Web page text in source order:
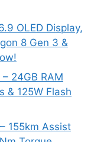
OLED Display,
8 Gen 3 &
24GB RAM
& 125W Flash
155km Assist